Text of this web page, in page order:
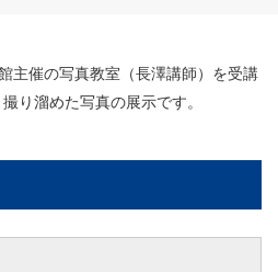
主催の写真教室（長澤講師）を受講
り溜めた写真の展示です。